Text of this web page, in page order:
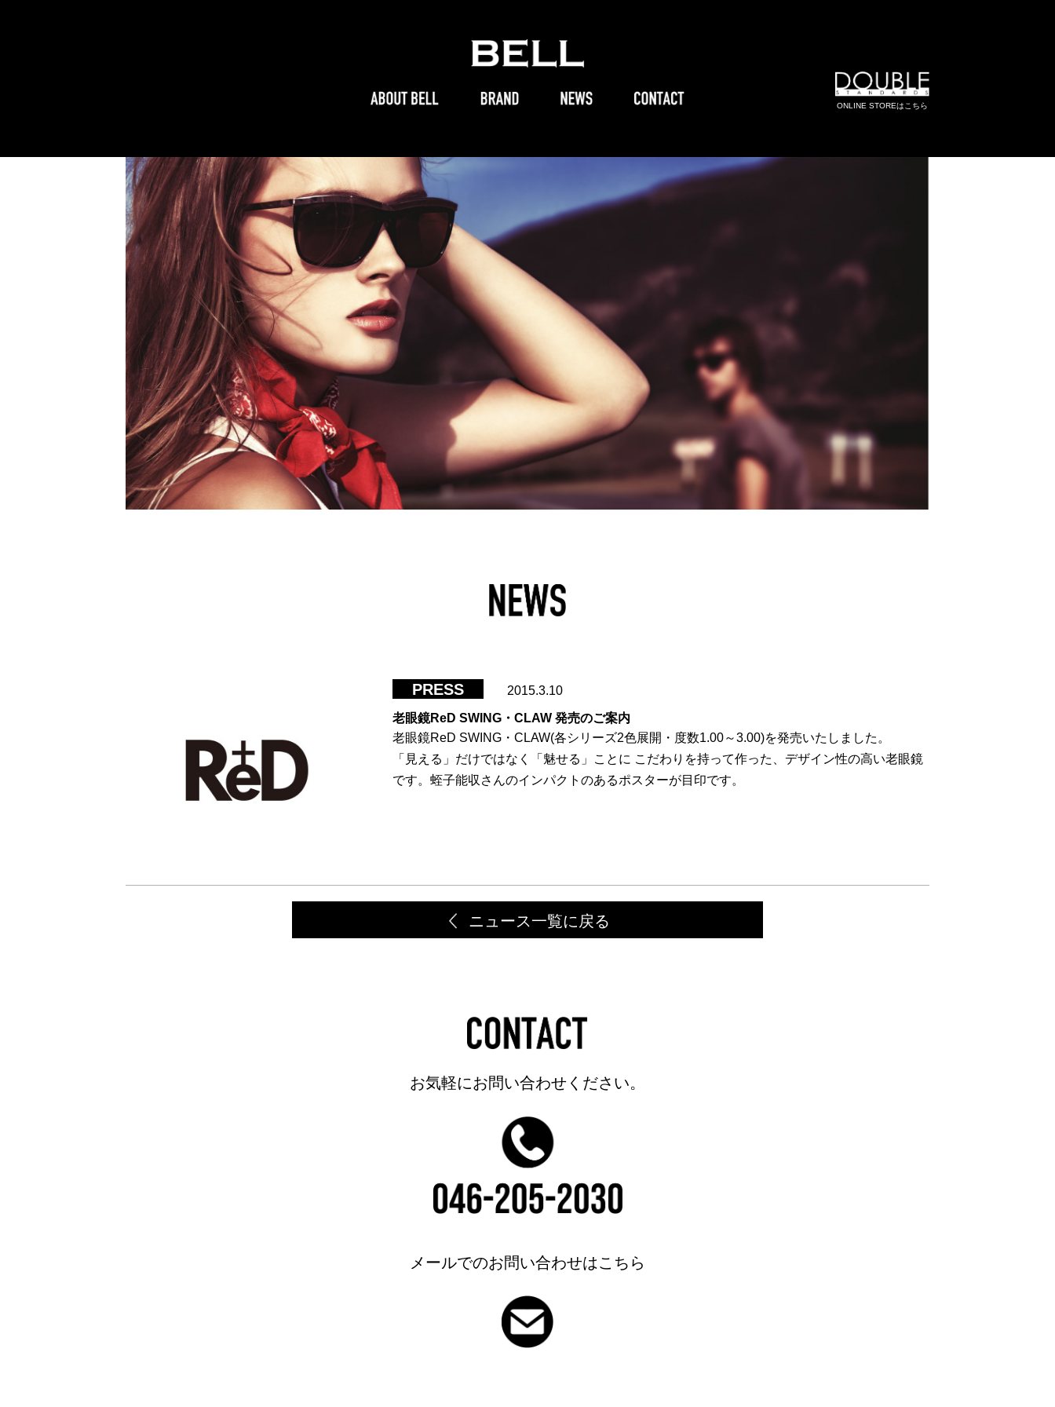
ONLINE STOREはこちら
PRESS 2015.3.10
老眼鏡ReD SWING・CLAW 発売のご案内
老眼鏡ReD SWING・CLAW(各シリーズ2色展開・度数1.00～3.00)を発売いたしました。
「見える」だけではなく「魅せる」ことに こだわりを持って作った、デザイン性の高い老眼鏡
です。蛭子能収さんのインパクトのあるポスターが目印です。
ニュース一覧に戻る
お気軽にお問い合わせください。
メールでのお問い合わせはこちら